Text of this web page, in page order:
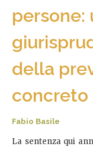
persone:
della
concreto
Fabio Basile
La sentenza qui